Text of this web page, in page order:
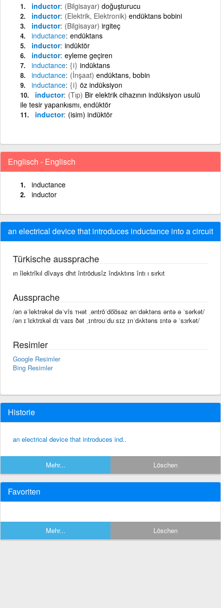
inductor (Bilgisayar) doğuşturucu
inductor (Elektrik, Elektronik) endüktans bobini
inductor (Bilgisayar) irgiteç
inductance endüktans
inductor indüktör
inductor eyleme geçiren
inductance {i} indüktans
inductance (İnşaat) endüktans, bobin
inductance {i} öz indüksiyon
inductor (Tıp) Bir elektrik cihazının indüksiyon usulü
ile tesir yapankısmı, endüktör
inductor (isim) indüktör
Englisch - Englisch
inductance
inductor
an electrical device that introduces inductance into a circuit
Türkische aussprache
ın îlektrîkıl dîvays dhıt întrōdusîz îndʌktıns întı ı sırkıt
Aussprache
/ən əˈlektrəkəl dəˈvīs ᴛʜət ˌəntrōˈdo͞osəz ənˈdəktəns əntə ə ˈsərkət/
/ən ɪˈlɛktrɪkəl dɪˈvaɪs ðət ˌɪntroʊˈduːsɪz ɪnˈdʌktəns ɪntə ə ˈsɜrkət/
Resimler
Google Resimler
Bing Resimler
Historie
an electrical device that introduces ind..
Mehr... Löschen
Favoriten
Mehr... Löschen